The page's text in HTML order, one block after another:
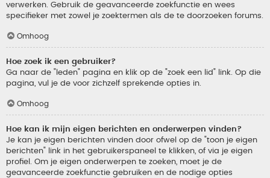
verwerken. Gebruik de geavanceerde zoekfunctie en wees
specifieker met zowel je zoektermen als de te doorzoeken forums.
Omhoog
Hoe zoek ik een gebruiker?
Ga naar de "leden" pagina en klik op de "zoek een lid" link. Op die
pagina, vul je de voor zichzelf sprekende opties in.
Omhoog
Hoe kan ik mijn eigen berichten en onderwerpen vinden?
Je kan je eigen berichten vinden door ofwel op de "toon je eigen
berichten" link in het gebruikerspaneel te klikken, of via je eigen
profiel. Om je eigen onderwerpen te zoeken, moet je de
geavanceerde zoekfunctie gebruiken en de nodige opties